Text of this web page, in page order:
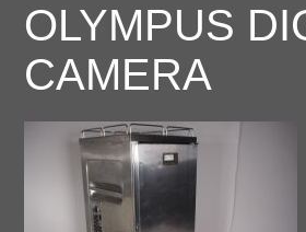
OLYMPUS
CAMERA